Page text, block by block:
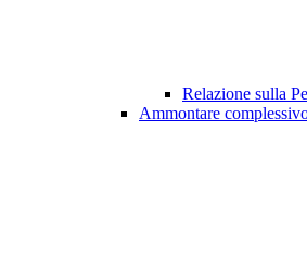
Relazione sulla
Ammontare